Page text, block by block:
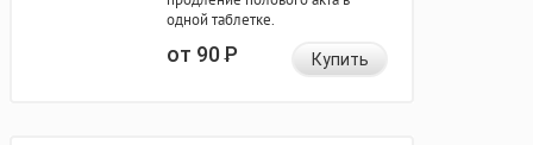
одной таблетке.
от 90Р Купить